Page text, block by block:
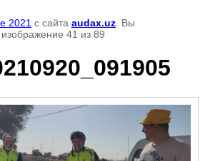
2021 с сайта audax.uz . Вы
41 из 89